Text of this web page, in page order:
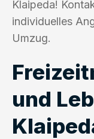
Klaipeda!
individuelles
Umzug.
und